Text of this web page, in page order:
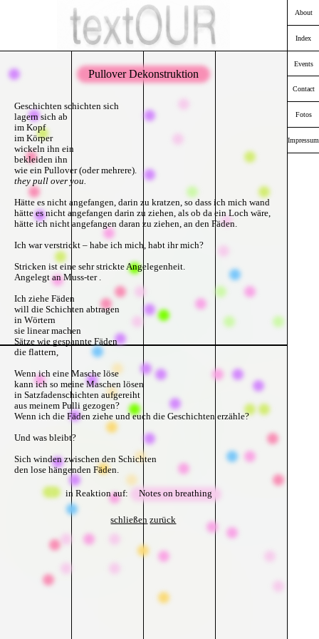
Pullover Dekonstruktion
Geschichten schichten sich
lagern sich ab
im Kopf
im Körper
wickeln ihn ein
bekleiden ihn
wie ein Pullover (oder mehrere).
they pull over you.
Hätte es nicht angefangen, darin zu kratzen, so dass ich mich wand
hätte es nicht angefangen darin zu ziehen, als ob da ein Loch wäre,
hätte ich nicht angefangen daran zu ziehen, an den Fäden.
Ich war verstrickt – habe ich mich, habt ihr mich?
Stricken ist eine sehr strickte Angelegenheit.
Angelegt an Muss-ter .
Ich ziehe Fäden
will die Schichten abtragen
in Wörtern
sie linear machen
Sätze wie gespannte Fäden
die flattern,
Wenn ich eine Masche löse
kann ich so meine Maschen lösen
in Satzfadenschichten aufgereiht
aus meinem Pulli gezogen?
Wenn ich die Fäden ziehe und euch die Geschichten erzähle?
Und was bleibt?
Sich winden zwischen den Schichten
den lose hängenden Fäden.
Ich ziehe stolpere sehne mich
nach dem einst klaren Muster im Pullover
in dem ich saß und einfach sagte das gefällt mir nicht.
Muster brechen.
Das Muss-ter
mit zu viel muss.
Was mache ich mit nur -ter?
Eine Ter-z singen, und dann:
in Reaktion auf: Notes on breathing
schließen zurück
About
Index
Events
Contact
Fotos
Impressum